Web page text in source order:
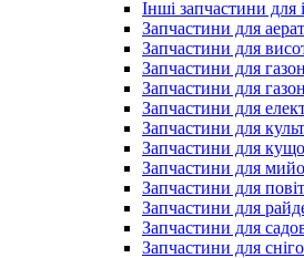
Інші запчастини для
Запчастини для
Запчастини для
Запчастини для
Запчастини для
Запчастини для
Запчастини для
Запчастини для
Запчастини для
Запчастини для
Запчастини для
Запчастини для
Запчастини для